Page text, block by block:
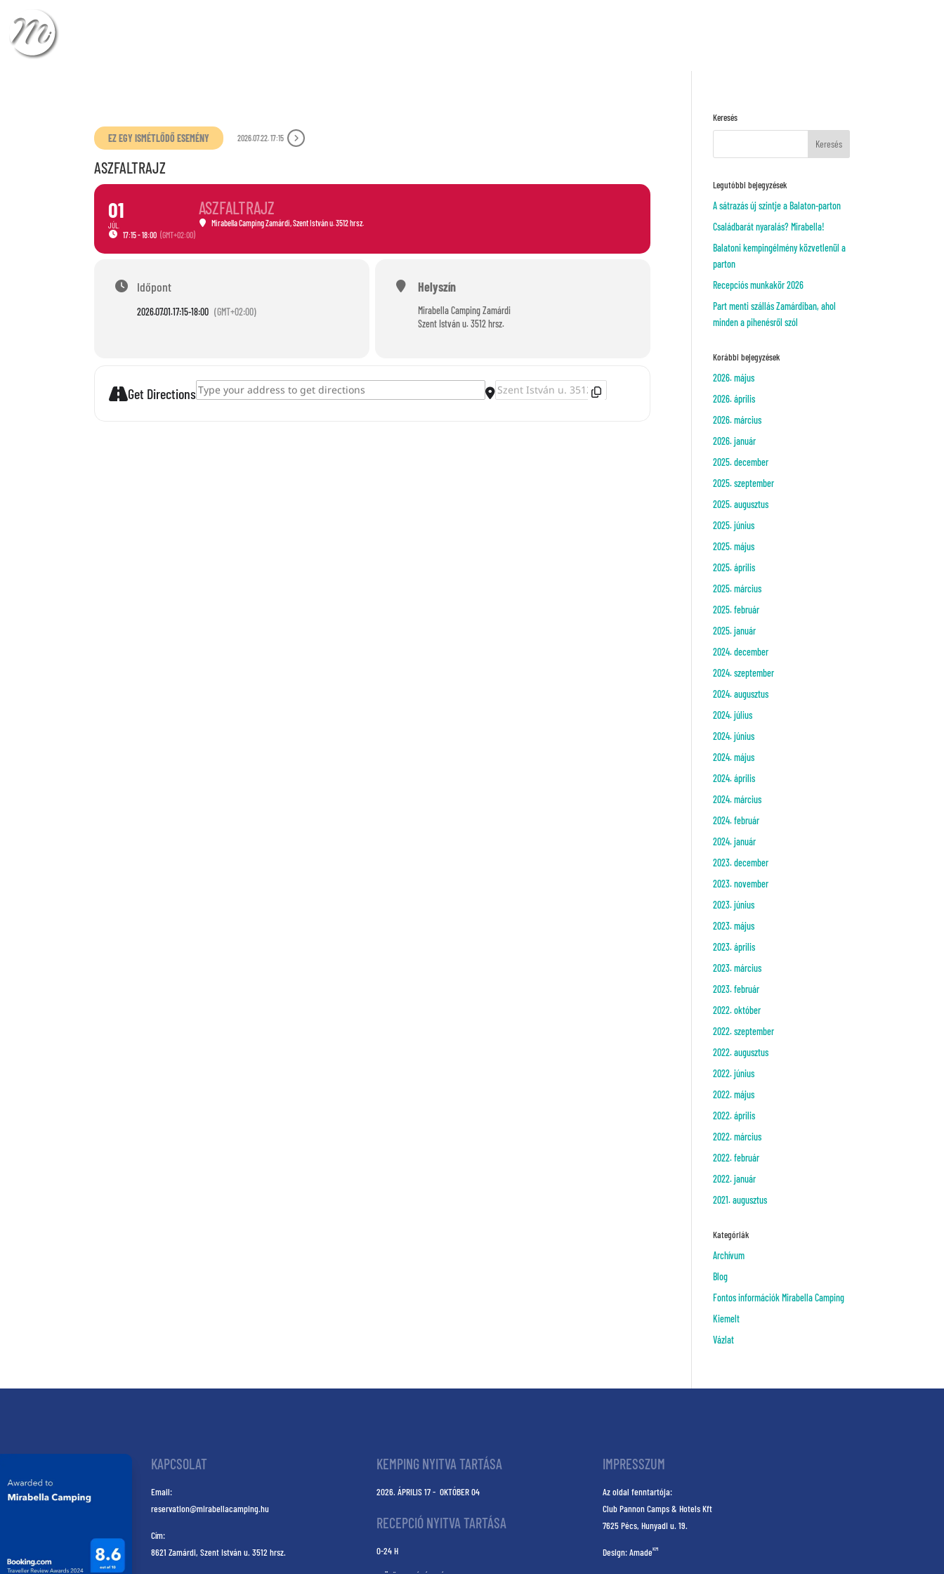
EZ EGY ISMÉTLŐDŐ ESEMÉNY 2026.07.22. 17:15
ASZFALTRAJZ
01
JÚL.
17:15 - 18:00 (GMT+02:00)
ASZFALTRAJZ
Mirabella Camping Zamárdi , Szent István u. 3512 hrsz.
Időpont
2026.07.01.17:15-18:00 (GMT+02:00)
Helyszín
Mirabella Camping Zamárdi
Szent István u. 3512 hrsz.
Get DirectionsAddress - Aszfaltrajz [] Destination Address - Aszfaltrajz []
Keresés
Legutóbbi bejegyzések
A sátrazás új szintje a Balaton-parton
Családbarát nyaralás? Mirabella!
Balatoni kempingélmény közvetlenül a
parton
Recepciós munkakör 2026
Part menti szállás Zamárdiban, ahol
minden a pihenésről szól
Korábbi bejegyzések
2026. május
2026. április
2026. március
2026. január
2025. december
2025. szeptember
2025. augusztus
2025. június
2025. május
2025. április
2025. március
2025. február
2025. január
2024. december
2024. szeptember
2024. augusztus
2024. július
2024. június
2024. május
2024. április
2024. március
2024. február
2024. január
2023. december
2023. november
2023. június
2023. május
2023. április
2023. március
2023. február
2022. október
2022. szeptember
2022. augusztus
2022. június
2022. május
2022. április
2022. március
2022. február
2022. január
2021. augusztus
Kategóriák
Archívum
Blog
Fontos információk Mirabella Camping
Kiemelt
Vázlat
KAPCSOLAT
Email:
reservation@mirabellacamping.hu
Cím:
8621 Zamárdi, Szent István u. 3512 hrsz.
KEMPING NYITVA TARTÁSA
2026. ÁPRILIS 17 - OKTÓBER 04
RECEPCIÓ NYITVA TARTÁSA
0-24 H
IMPRESSZUM
Az oldal fenntartója:
Club Pannon Camps & Hotels Kft
7625 Pécs, Hunyadi u. 19.
Design:AmadeKM